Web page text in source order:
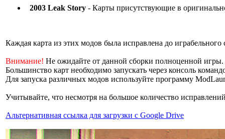
2003 Leak Story - Карты присутствующие в
Каждая карта из этих модов была исправлена до
Внимание! Не ожидайте от данной сборки полноценной
Большинство карт необходимо запускать через консоль
Для запуска различных модов используйте программу
Учитывайте, что несмотря на большое количество
Альтернативная ссылка для загрузки с Google Drive